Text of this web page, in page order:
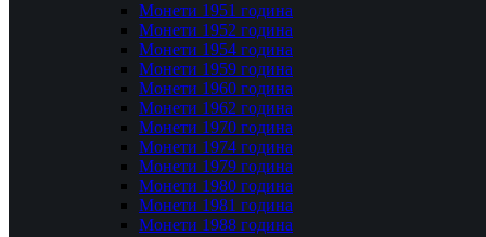
Монети 1951 година
Монети 1952 година
Монети 1954 година
Монети 1959 година
Монети 1960 година
Монети 1962 година
Монети 1970 година
Монети 1974 година
Монети 1979 година
Монети 1980 година
Монети 1981 година
Монети 1988 година